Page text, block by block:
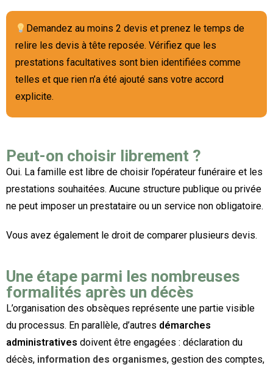
Demandez au moins 2 devis et prenez le temps de
relire les devis à tête reposée. Vérifiez que les
prestations facultatives sont bien identifiées comme
telles et que rien n’a été ajouté sans votre accord
explicite.
Peut-on choisir librement ?
Oui. La famille est libre de choisir l’opérateur funéraire et les
prestations souhaitées. Aucune structure publique ou privée
ne peut imposer un prestataire ou un service non obligatoire.
Vous avez également le droit de comparer plusieurs devis.
Une étape parmi les nombreuses
formalités après un décès
L’organisation des obsèques représente une partie visible
du processus. En parallèle, d’autres démarches
administratives doivent être engagées : déclaration du
décès, information des organismes, gestion des comptes,